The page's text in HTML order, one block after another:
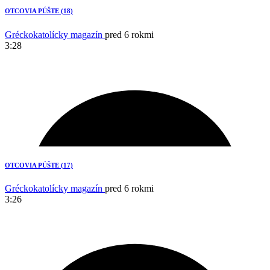
OTCOVIA PÚŠTE (18)
Gréckokatolícky magazín pred 6 rokmi
3:28
OTCOVIA PÚŠTE (17)
Gréckokatolícky magazín pred 6 rokmi
3:26